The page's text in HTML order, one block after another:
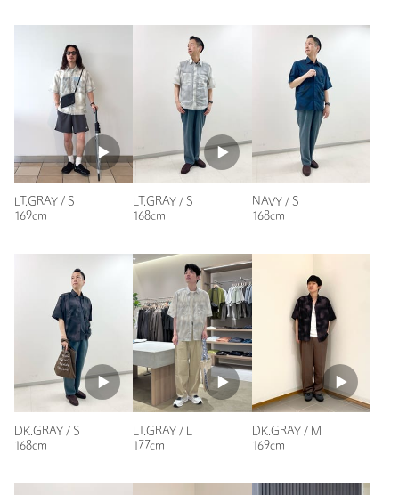
裾上げについて
カテゴリー トップス | シャツ / ブラウス
素材 ナイロン100％
原産国 カンボジア製
182cm
普段の着用サイズ：
参考になった
※レビューは、個人の主観による感想・体感によるもので、商品の効果や性
もっと見る
LT.GRAY / S
169cm
LT.GRAY / S
168cm
NAVY / S
168cm
DK.GRAY / S
168cm
LT.GRAY / L
177cm
DK.GRAY / M
169cm